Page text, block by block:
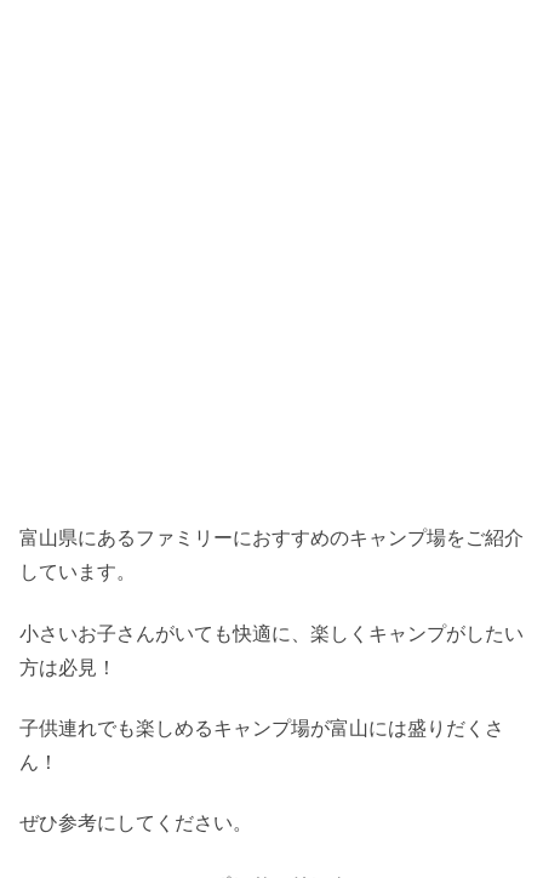
富山県にあるファミリーにおすすめのキャンプ場をご紹介
しています。
小さいお子さんがいても快適に、楽しくキャンプがしたい
方は必見！
子供連れでも楽しめるキャンプ場が富山には盛りだくさ
ん！
ぜひ参考にしてください。